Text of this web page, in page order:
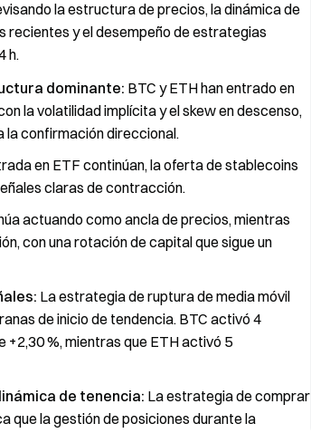
la estructura de precios, la dinámica de
recientes y el desempeño de estrategias
h.
dominante: BTC y ETH han entrado en
la volatilidad implícita y el skew en descenso,
la confirmación direccional.
en ETF continúan, la oferta de stablecoins
claras de contracción.
actuando como ancla de precios, mientras
con una rotación de capital que sigue un
La estrategia de ruptura de media móvil
de inicio de tendencia. BTC activó 4
%, mientras que ETH activó 5
de tenencia: La estrategia de comprar
que la gestión de posiciones durante la